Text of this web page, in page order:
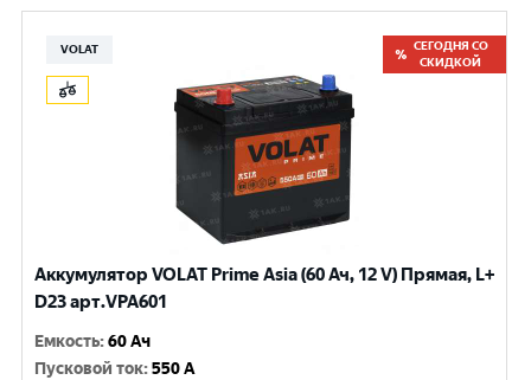
VOLAT
СЕГОДНЯ СО
СКИДКОЙ
Аккумулятор VOLAT Prime Asia (60 Ач, 12 V) Прямая, L+
D23 арт.VPA601
Емкость:60 Ач
Пусковой ток:550 A